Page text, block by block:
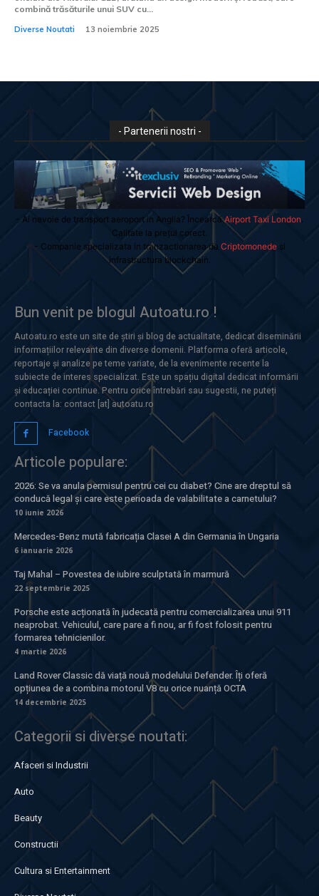
combină trăsăturile unui SUV cu...
Diverse Noutati 13 noiembrie 2025
- Partenerii nostri -
- Ai nevoie de transport aeroport in Anglia? ÎncearcăAirport Taxi London
Calitate la prețul corect.
- Companie specializata in tranzactionarea de Criptomonedesi
infrastructura blockchain.
Bun venit pe blogul Autoatu.ro !
Autoatu.ro este un site de știri și blog de actualitate, dedicat diseminării
informațiilor relevante din diverse domenii. Platforma oferă articole,
reportaje și analize pe teme variate, de la evenimente recente la
subiecte de interes specializat. Este un spațiu digital dedicat informării
și educației continue. Pentru orice întrebări sau sugestii, ne puteți
contacta la: contact [at] autoatu.ro
Facebook
Articole populare:
2026: Se va anula permisul pentru cei cu diabet? Cine are dreptul să
conducă legal și care este perioada de valabilitate a carnetului?
10 iunie 2026
Mercedes-Benz mută fabricația Clasei A din Germania în Ungaria
6 ianuarie 2026
Taj Mahal – Povestea de iubire sculptată în marmură
22 septembrie 2025
Porsche este acționată în judecată pentru comercializarea unui 911
neaprobat. Vehiculul, care pare a fi nou, ar fi fost folosit pentru
formarea tehnicienilor.
4 martie 2026
Land Rover Classic dă viață nouă modelului Defender. Îți oferă
opțiunea de a combina motorul V8 cu orice nuanță OCTA
14 decembrie 2025
Categorii si diverse noutati:
Afaceri si Industrii
Auto
Beauty
Constructii
Cultura si Entertainment